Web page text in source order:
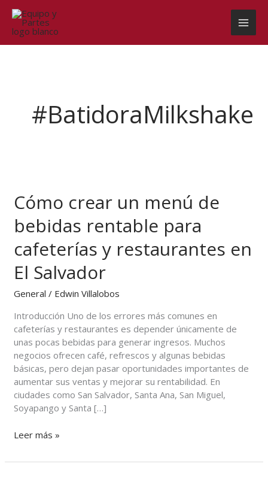
contenido
#BatidoraMilkshake
Cómo crear un menú de
bebidas rentable para
cafeterías y restaurantes en
El Salvador
General / Edwin Villalobos
Introducción Uno de los errores más comunes en
cafeterías y restaurantes es depender únicamente de
unas pocas bebidas para generar ingresos. Muchos
negocios ofrecen café, refrescos y algunas bebidas
básicas, pero dejan pasar oportunidades importantes de
aumentar sus ventas y mejorar su rentabilidad. En
ciudades como San Salvador, Santa Ana, San Miguel,
Soyapango y Santa […]
un
menú
de
bebidas
rentable
cafeterías
y
en
El
Salvador
Leer más »